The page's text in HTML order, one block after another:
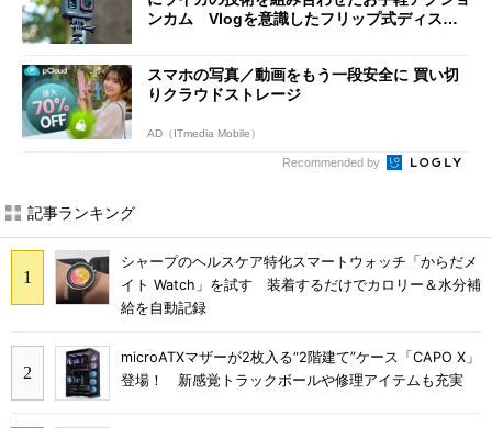
ンカム Vlogを意識したフリップ式ディスプ
スマホの写真／動画をもう一段安全に 買い切
りクラウドストレージ
AD（ITmedia Mobile）
Recommended by
記事ランキング
シャープのヘルスケア特化スマートウォッチ「からだメ
イト Watch」を試す 装着するだけでカロリー＆水分補
給を自動記録
microATXマザーが2枚入る“2階建て”ケース「CAPO X」
登場！ 新感覚トラックボールや修理アイテムも充実